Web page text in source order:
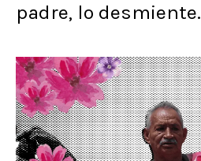
padre, lo desmiente.